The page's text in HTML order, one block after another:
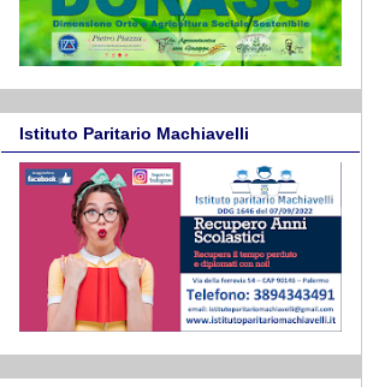
Istituto Paritario Machiavelli